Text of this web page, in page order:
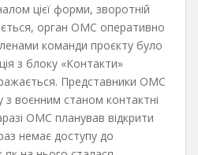
цієї форми, зворотній
орган ОМС оперативно
команди проєкту було
з блоку «Контакти»
Представники ОМС
з воєнним станом контактні
ОМС планував відкрити
немає доступу до